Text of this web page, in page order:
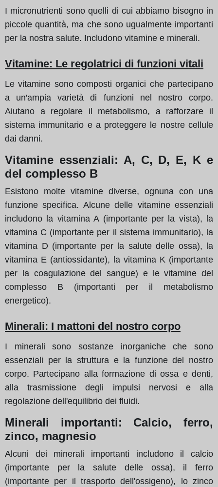
I micronutrienti sono quelli di cui abbiamo bisogno in
piccole quantità, ma che sono ugualmente importanti
per la nostra salute. Includono vitamine e minerali.
Vitamine: Le regolatrici di funzioni vitali
Le vitamine sono composti organici che partecipano
a un'ampia varietà di funzioni nel nostro corpo.
Aiutano a regolare il metabolismo, a rafforzare il
sistema immunitario e a proteggere le nostre cellule
dai danni.
Vitamine essenziali: A, C, D, E, K e
del complesso B
Esistono molte vitamine diverse, ognuna con una
funzione specifica. Alcune delle vitamine essenziali
includono la vitamina A (importante per la vista), la
vitamina C (importante per il sistema immunitario), la
vitamina D (importante per la salute delle ossa), la
vitamina E (antiossidante), la vitamina K (importante
per la coagulazione del sangue) e le vitamine del
complesso B (importanti per il metabolismo
energetico).
Minerali: I mattoni del nostro corpo
I minerali sono sostanze inorganiche che sono
essenziali per la struttura e la funzione del nostro
corpo. Partecipano alla formazione di ossa e denti,
alla trasmissione degli impulsi nervosi e alla
regolazione dell'equilibrio dei fluidi.
Minerali importanti: Calcio, ferro,
zinco, magnesio
Alcuni dei minerali importanti includono il calcio
(importante per la salute delle ossa), il ferro
(importante per il trasporto dell'ossigeno), lo zinco